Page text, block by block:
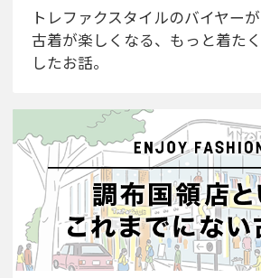
トレファクスタイルのバイヤーが
古着が楽しくなる、もっと着た
したお話。